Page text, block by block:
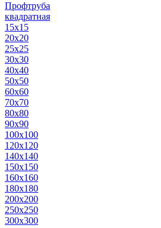
Профтруба
квадратная
15х15
20х20
25х25
30х30
40х40
50х50
60х60
70х70
80х80
90х90
100х100
120х120
140х140
150х150
160х160
180х180
200х200
250х250
300х300